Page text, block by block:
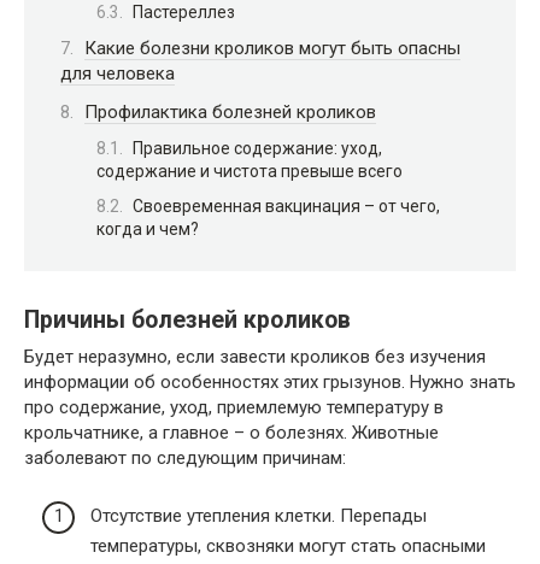
Пастереллез
Какие болезни кроликов могут быть опасны
для человека
Профилактика болезней кроликов
Правильное содержание: уход,
содержание и чистота превыше всего
Своевременная вакцинация – от чего,
когда и чем?
Причины болезней кроликов
Будет неразумно, если завести кроликов без изучения
информации об особенностях этих грызунов. Нужно знать
про содержание, уход, приемлемую температуру в
крольчатнике, а главное – о болезнях. Животные
заболевают по следующим причинам:
Отсутствие утепления клетки. Перепады
температуры, сквозняки могут стать опасными